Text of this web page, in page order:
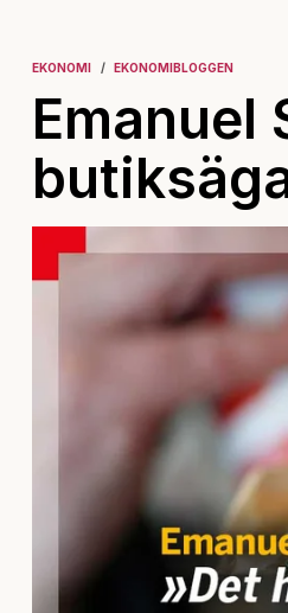
EKONOMI EKONOMIBLOGGEN
Emanuel